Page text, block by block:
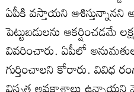
ఏపీకి వస్తాయని ఆశిస్తున్నానని
పెట్టుబడులను ఆకర్షించడమే
వివరించారు. ఏపీలో
గుర్తించాలని కోరారు. వివిధ